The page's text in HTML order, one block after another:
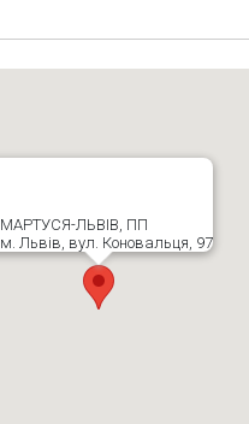
МАРТУСЯ-ЛЬВІВ, ПП
м. Львів, вул. Коновальця, 97